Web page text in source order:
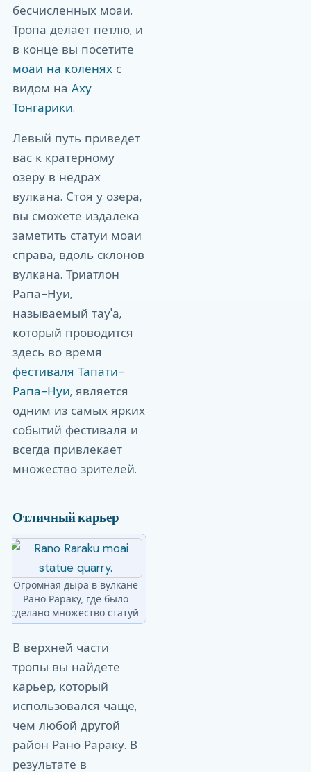
бесчисленных моаи.
Тропа делает петлю, и
в конце вы посетите
моаи на коленяхс
видом на Аху
Тонгарики.
Левый путь приведет
вас к кратерному
озеру в недрах
вулкана. Стоя у озера,
вы сможете издалека
заметить статуи моаи
справа, вдоль склонов
вулкана. Триатлон
Рапа-Нуи,
называемый тау'а,
который проводится
здесь во время
фестиваля Тапати-
Рапа-Нуи, является
одним из самых ярких
событий фестиваля и
всегда привлекает
множество зрителей.
Отличный карьер
Огромная дыра в вулкане
Рано Рараку, где было
сделано множество статуй.
В верхней части
тропы вы найдете
карьер, который
использовался чаще,
чем любой другой
район Рано Рараку. В
результате в